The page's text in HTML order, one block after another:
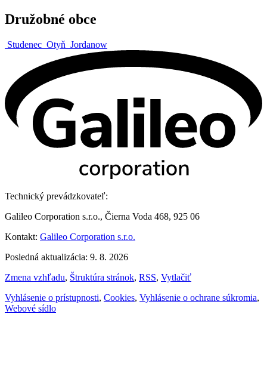
Družobné obce
Studenec Otyň Jordanow
Technický prevádzkovateľ:
Galileo Corporation s.r.o., Čierna Voda 468, 925 06
Kontakt: Galileo Corporation s.r.o.
Posledná aktualizácia: 9. 8. 2026
Zmena vzhľadu, Štruktúra stránok, RSS, Vytlačiť
Vyhlásenie o prístupnosti, Cookies, Vyhlásenie o ochrane súkromia,
Webové sídlo